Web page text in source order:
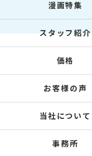
漫画特集
スタッフ紹介
価格
お客様の声
当社について
事務所